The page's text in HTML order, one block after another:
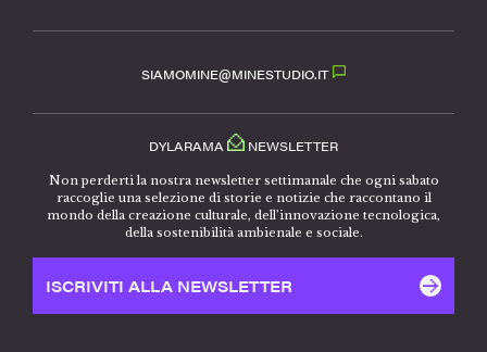
SIAMOMINE@MINESTUDIO.IT
DYLARAMA NEWSLETTER
Non perderti la nostra newsletter settimanale che ogni sabato
raccoglie una selezione di storie e notizie che raccontano il
mondo della creazione culturale, dell’innovazione tecnologica,
della sostenibilità ambienale e sociale.
ISCRIVITI ALLA NEWSLETTER